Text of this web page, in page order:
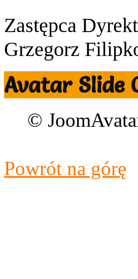
Zastępca
Grzegorz
Avatar Slide
©
Powrót na górę